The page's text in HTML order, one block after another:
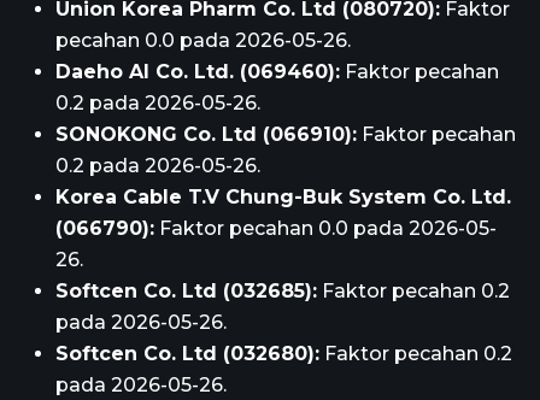
Union Korea Pharm Co. Ltd (080720): Faktor
pecahan 0.0 pada 2026-05-26.
Daeho Al Co. Ltd. (069460): Faktor pecahan
0.2 pada 2026-05-26.
SONOKONG Co. Ltd (066910): Faktor pecahan
0.2 pada 2026-05-26.
Korea Cable T.V Chung-Buk System Co. Ltd.
(066790): Faktor pecahan 0.0 pada 2026-05-
26.
Softcen Co. Ltd (032685): Faktor pecahan 0.2
pada 2026-05-26.
Softcen Co. Ltd (032680): Faktor pecahan 0.2
pada 2026-05-26.